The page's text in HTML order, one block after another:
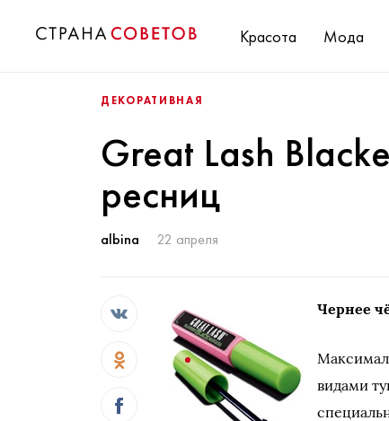
Красота Мода
ДЕКОРАТИВНАЯ
Great Lash
ресниц
albina 22 апреля
Чернее
видами